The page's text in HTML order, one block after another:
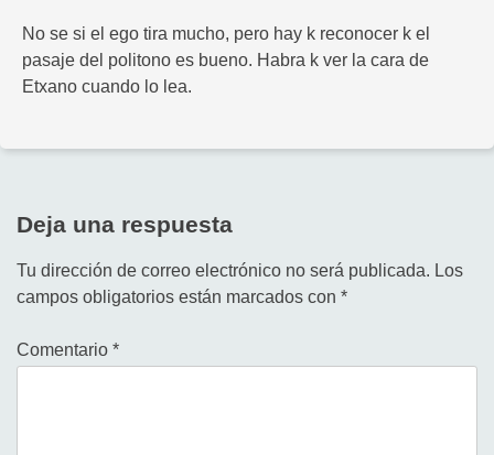
No se si el ego tira mucho, pero hay k reconocer k el
pasaje del politono es bueno. Habra k ver la cara de
Etxano cuando lo lea.
Deja una respuesta
Tu dirección de correo electrónico no será publicada. Los
campos obligatorios están marcados con *
Comentario *